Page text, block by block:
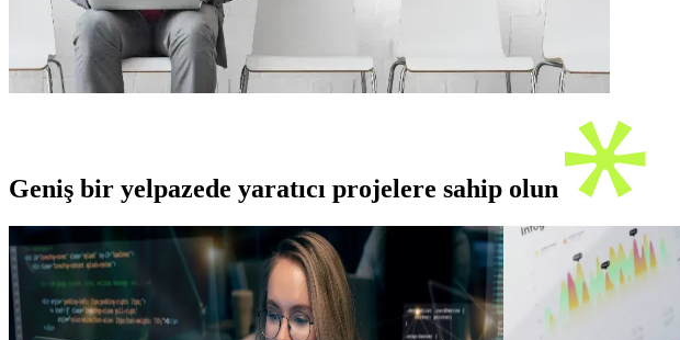
Geniş bir yelpazede yaratıcı projelere sahip olun